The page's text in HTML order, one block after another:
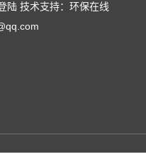
陆 技术支持： 环保在线